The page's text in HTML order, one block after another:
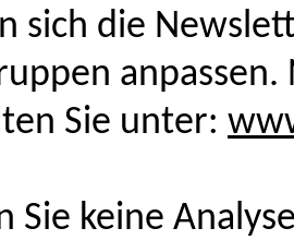
sich die
Sie unter:
Sie keine